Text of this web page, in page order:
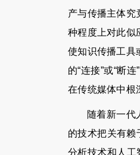
产与传播主体究
种程度上对此似
使知识传播工具
的“连接”或“断
在传统媒体中根
随着新一代
的技术把关有赖
分析技术和人工